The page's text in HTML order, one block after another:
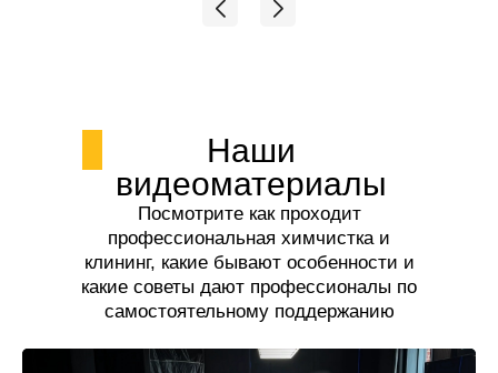
Наши
видеоматериалы
Посмотрите как проходит
профессиональная химчистка и
клининг, какие бывают особенности и
какие советы дают профессионалы по
самостоятельному поддержанию